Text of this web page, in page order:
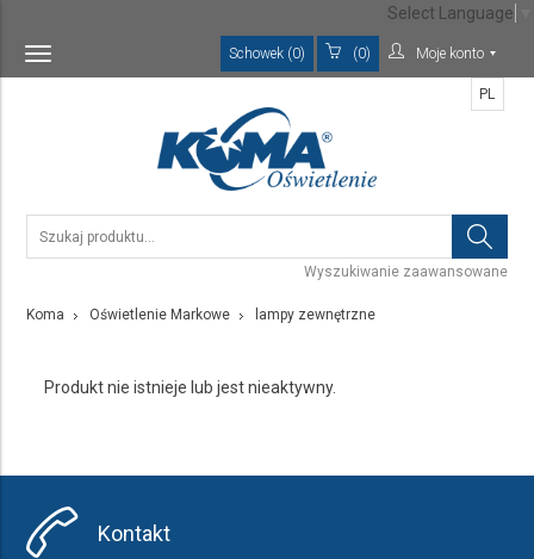
Toggle
navigation
Schowek (0) (0) Moje konto
Wyszukiwanie zaawansowane
PL
Koma Oświetlenie Markowe lampy zewnętrzne
Produkt nie istnieje lub jest nieaktywny.
Kontakt
Select Language